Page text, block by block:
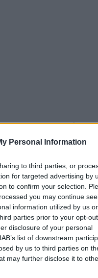
Personal Information
to third parties, or
for targeted advertising by
to confirm your selection.
you may continue
information utilized by us or
parties prior to your opt-
disclosure of your personal
list of downstream
by us to third parties on
may further disclose it to
i publicystów. Że
i wydawać, ile wlezie. I nie
od razu na złom w tej
to powiedzieć, że adresata
Jaki artykuł 7 punkt 2
zawierania umów przez
Karol, ani Donek nic nie
to nie znamy żadnego
z Domańskim coś tam
na targu w Obornikach
to żaden chłop z okolicznej
da. Polscy chłopi tacy